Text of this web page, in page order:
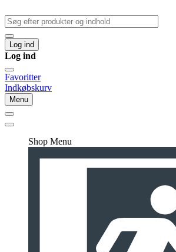
Log ind
Log ind
Favoritter
Indkøbskurv
Menu
Shop Menu